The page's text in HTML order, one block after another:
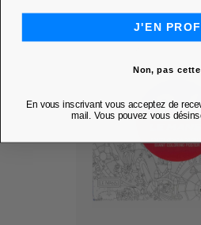
J'EN
Non, pas
En vous inscrivant vous acceptez de
mail. Vous pouvez vous